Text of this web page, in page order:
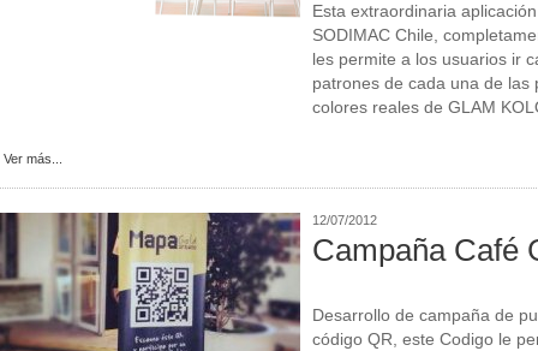
Esta extraordinaria
SODIMAC Chile,
les permite a los usuarios ir
patrones de cada una de las
colores reales de GLAM
Ver más...
12/07/2012
Campaña Café
Desarrollo de campaña de
código QR, este Codigo le